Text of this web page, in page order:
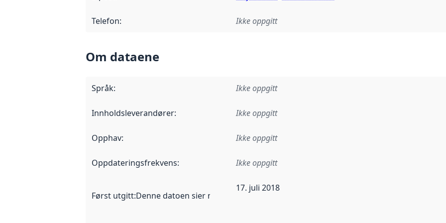
Telefon: Ikke oppgitt
Om dataene
Språk: Ikke oppgitt
Innholdsleverandører: Ikke oppgitt
Opphav: Ikke oppgitt
Oppdateringsfrekvens: Ikke oppgitt
Først utgitt:Denne datoen sier når dataene i dette datasettet første gang ble utgitt. Det kan
17. juli 2018